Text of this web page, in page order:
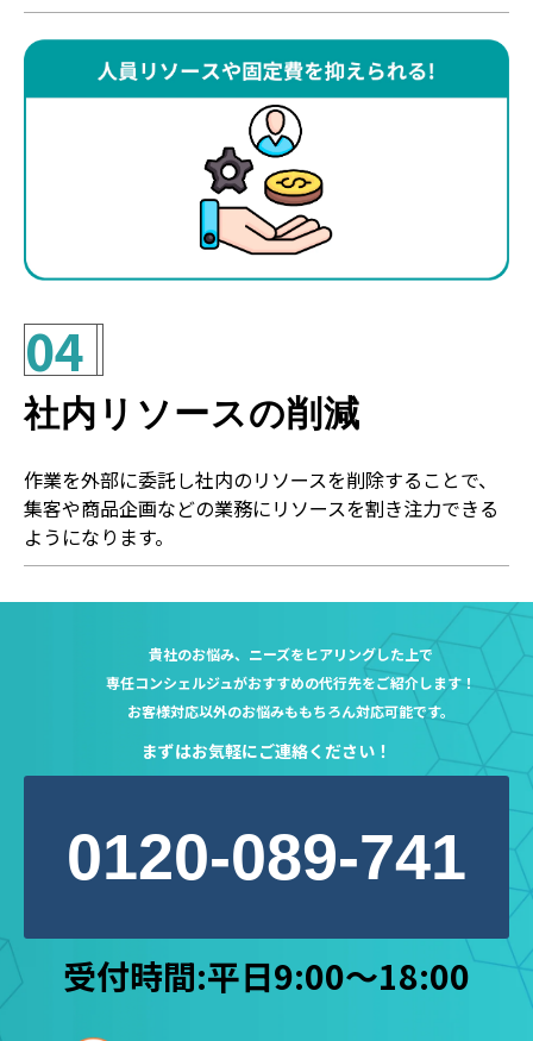
04
社内リソースの削減
作業を外部に委託し社内のリソースを削除することで、
集客や商品企画などの業務にリソースを割き注力できる
ようになります。
貴社のお悩み、ニーズをヒアリングした上で
専任コンシェルジュがおすすめの代行先をご紹介します！
お客様対応以外のお悩みももちろん対応可能です。
まずはお気軽にご連絡ください！
0120-089-741
受付時間:平日9:00～18:00